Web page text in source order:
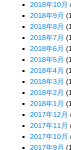
2018年10月
2018年9月
2018年8月
2018年7月
2018年6月
2018年5月
2018年4月
2018年3月
2018年2月
2018年1月
2017年12月
2017年11月
2017年10月
2017年9月